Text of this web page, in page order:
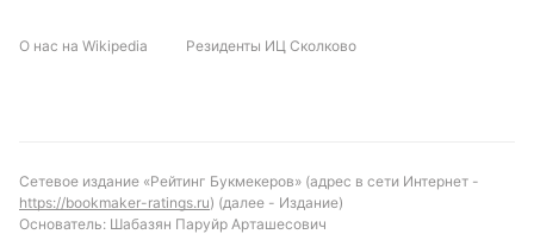
обеих сторон. Амедспор выглядит чуть более
форму. Также интересной может стать ставка на
тотал больше 1.5, учитывая средний показатель
О нас на Wikipedia Резиденты ИЦ Сколково
Сетевое издание «Рейтинг Букмекеров» (адрес в сети Интернет -
https://bookmaker-ratings.ru) (далее - Издание)
Основатель: Шабазян Паруйр Арташесович